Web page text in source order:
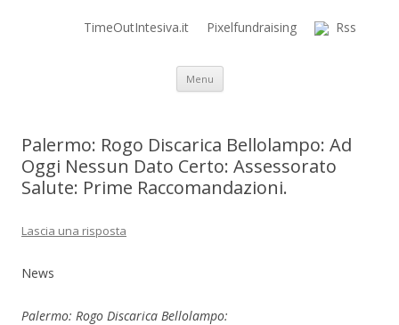
Time Out Intensiva Blog
il tempo e la memoria in terapia intensiva
TimeOutIntesiva.it Pixelfundraising Rss
Menu Vai al contenuto
Palermo: Rogo Discarica Bellolampo: Ad
Oggi Nessun Dato Certo: Assessorato
Salute: Prime Raccomandazioni.
Lascia una risposta
News
Palermo: Rogo Discarica Bellolampo: